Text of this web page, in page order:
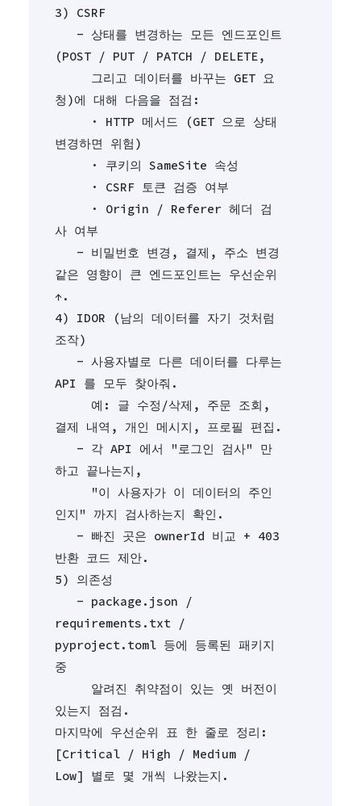
3) CSRF
(POST / PUT / PATCH / DELETE,
청)에 대해 다음을 점검:
변경하면 위험)
     · 쿠키의 SameSite 속성
     · CSRF 토큰 검증 여부
사 여부
같은 영향이 큰 엔드포인트는 우선순위
↑.
4) IDOR (남의 데이터를 자기 것처럼
조작)
API 를 모두 찾아줘.
결제 내역, 개인 메시지, 프로필 편집.
하고 끝나는지,
인지" 까지 검사하는지 확인.
반환 코드 제안.
5) 의존성
requirements.txt /
pyproject.toml 등에 등록된 패키지
중
있는지 점검.
마지막에 우선순위 표 한 줄로 정리:
[Critical / High / Medium /
Low] 별로 몇 개씩 나왔는지.